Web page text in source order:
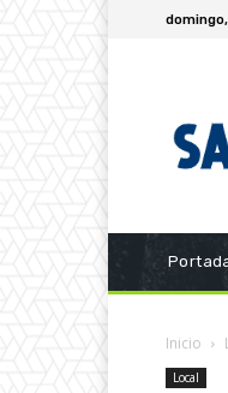
Inicio
Local